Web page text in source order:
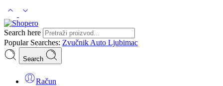
Search here
Popular Searches: Zvučnik Auto Ljubimac
Search
Račun